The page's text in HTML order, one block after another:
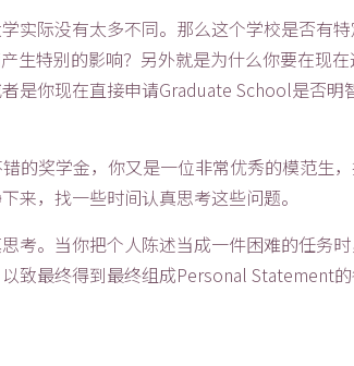
实际没有太多不同。那么这个学校是否有
生特别的影响？另外就是为什么你要在现在
是你现在直接申请Graduate School是否明
的奖学金，你又是一位非常优秀的模范生
来，找一些时间认真思考这些问题。
考。当你把个人陈述当成一件困难的任务
致最终得到最终组成Personal Statement